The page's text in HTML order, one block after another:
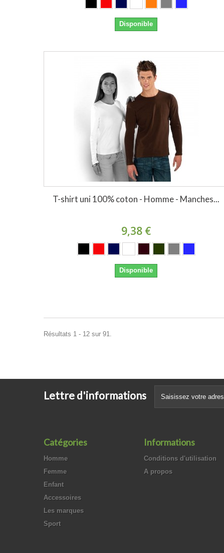
Disponible
T-shirt uni 100% coton - Homme - Manches...
9,38 €
Disponible
Résultats 1 - 12 sur 91.
Lettre d'informations
Catégories
Homme
Femme
Enfant
Accessoires
Les marques
Sport
Informations
Conditions d'utilisation
A propos